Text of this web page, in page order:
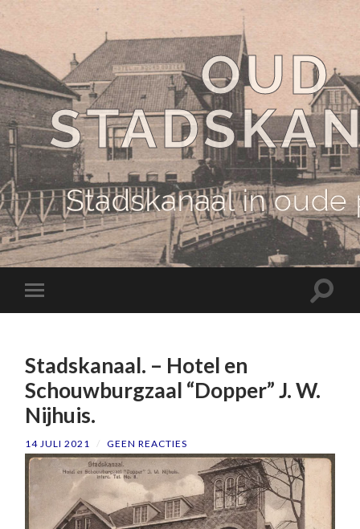
OUD
Stadskanaal in oude
Schakel
naar
Stadskanaal. – Hotel en
Schouwburgzaal “Dopper” J. W.
Nijhuis.
14 JULI 2021 / GEEN REACTIES